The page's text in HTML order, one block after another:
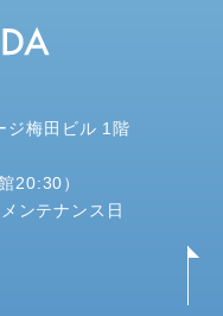
ジ梅田ビル 1階
20:30）
ンテナンス日